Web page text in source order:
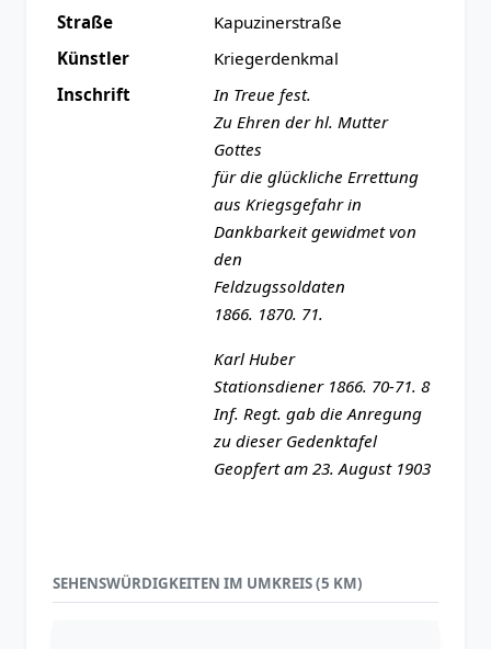
Straße
Kapuzinerstraße
Künstler
Kriegerdenkmal
Inschrift
In Treue fest.
Zu Ehren der hl. Mutter
Gottes
für die glückliche Errettung
aus Kriegsgefahr in
Dankbarkeit gewidmet von
den
Feldzugssoldaten
1866. 1870. 71.
Karl Huber
Stationsdiener 1866. 70-71. 8
Inf. Regt. gab die Anregung
zu dieser Gedenktafel
Geopfert am 23. August 1903
SEHENSWÜRDIGKEITEN IM UMKREIS (5 KM)